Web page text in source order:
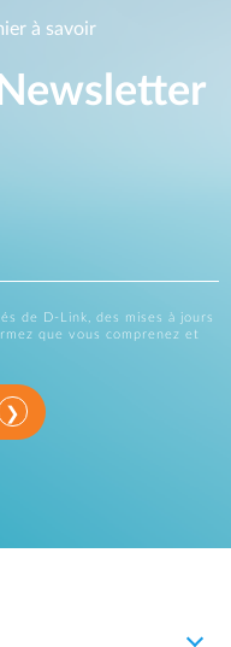
à savoir
de D-Link, des mises à jours
que vous comprenez et